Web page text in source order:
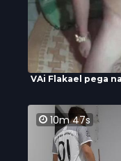
VAi Flakael pega
10m 47s